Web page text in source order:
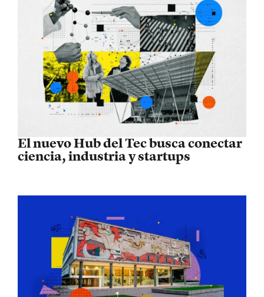
El nuevo Hub del Tec busca conectar
ciencia, industria y startups